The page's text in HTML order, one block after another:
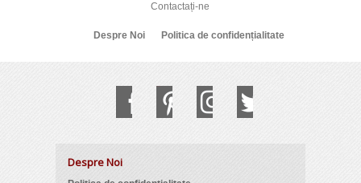
Contactați-ne
Despre Noi Politica de confidențialitate
Despre Noi